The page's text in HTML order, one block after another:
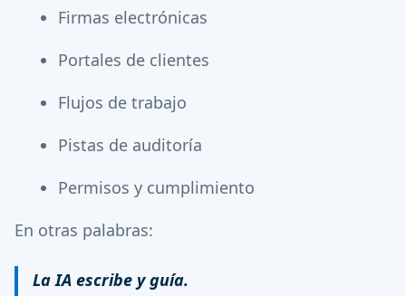
Firmas electrónicas
Portales de clientes
Flujos de trabajo
Pistas de auditoría
Permisos y cumplimiento
En otras palabras:
La IA escribe y guía.